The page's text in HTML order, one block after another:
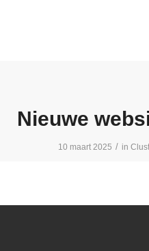
Nieuwe
10 maart 2025 / in